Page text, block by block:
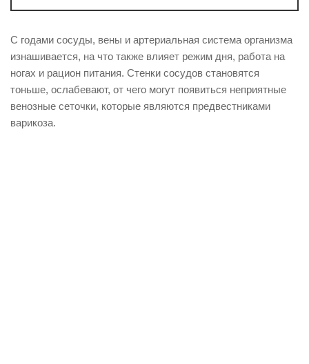
С годами сосуды, вены и артериальная система организма
изнашивается, на что также влияет режим дня, работа на
ногах и рацион питания. Стенки сосудов становятся
тоньше, ослабевают, от чего могут появиться неприятные
венозные сеточки, которые являются предвестниками
варикоза.